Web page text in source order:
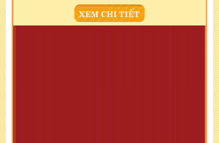
XEM CHI TIẾT